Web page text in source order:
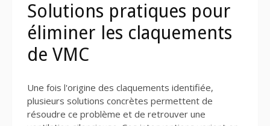
Solutions pratiques pour
éliminer les claquements
de VMC
Une fois l'origine des claquements identifiée,
plusieurs solutions concrètes permettent de
résoudre ce problème et de retrouver une